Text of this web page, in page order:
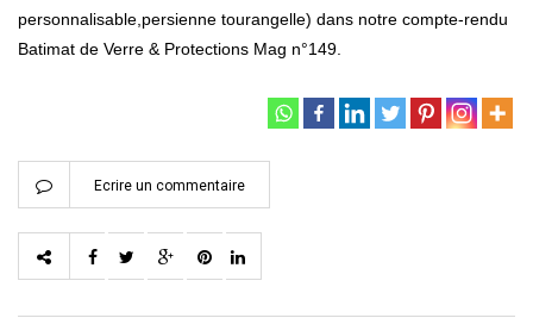
personnalisable,persienne tourangelle) dans notre compte-rendu
Batimat de Verre & Protections Mag n°149.
Ecrire un commentaire